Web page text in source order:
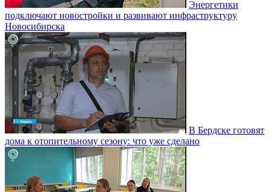
Энергетики
подключают новостройки и развивают инфраструктуру
Новосибирска
В Бердске готовят
дома к отопительному сезону: что уже сделано